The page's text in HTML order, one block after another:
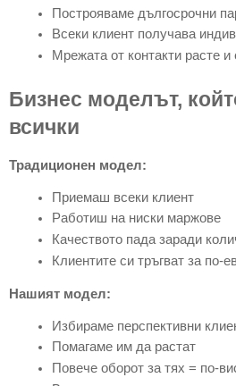
Построяваме дългосрочни
Всеки клиент получава
Мрежата от контакти расте
Бизнес моделът,
всички
Традиционен модел:
Приемаш всеки клиент
Работиш на ниски маржове
Качеството пада заради
Клиентите си тръгват за по-
Нашият модел:
Избираме перспективни
Помагаме им да растат
Повече оборот за тях = по-